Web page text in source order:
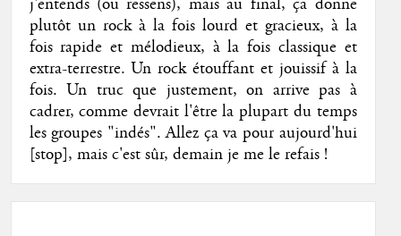
plutôt un rock à la fois lourd et gracieux, à la
fois rapide et mélodieux, à la fois classique et
extra-terrestre. Un rock étouffant et jouissif à la
fois. Un truc que justement, on arrive pas à
cadrer, comme devrait l'être la plupart du temps
les groupes "indés". Allez ça va pour aujourd'hui
[stop], mais c'est sûr, demain je me le refais !